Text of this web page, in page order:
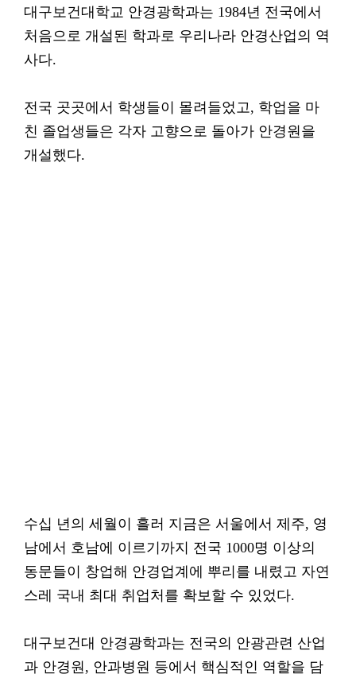
대구보건대학교 안경광학과는 1984년 전국에서
처음으로 개설된 학과로 우리나라 안경산업의 역
사다.
전국 곳곳에서 학생들이 몰려들었고, 학업을 마
친 졸업생들은 각자 고향으로 돌아가 안경원을
개설했다.
수십 년의 세월이 흘러 지금은 서울에서 제주, 영
남에서 호남에 이르기까지 전국 1000명 이상의
동문들이 창업해 안경업계에 뿌리를 내렸고 자연
스레 국내 최대 취업처를 확보할 수 있었다.
대구보건대 안경광학과는 전국의 안광관련 산업
과 안경원, 안과병원 등에서 핵심적인 역할을 담